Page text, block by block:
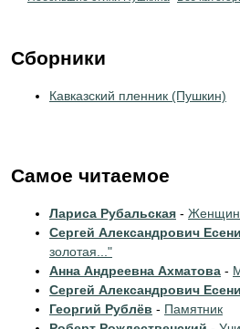
Сборники
Кавказский пленник (Пушкин)
Самое читаемое
Лариса Рубальская -
Сергей Александрович
золотая..."
Анна Андреевна Ахматова -
Сергей Александрович
Георгий Рублёв - Памятник